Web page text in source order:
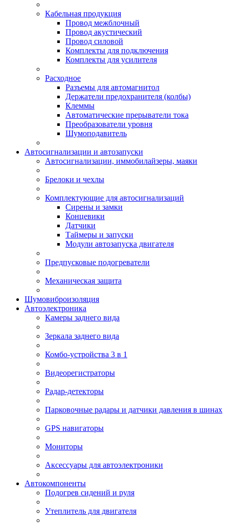
Кабельная продукция
Провод межблочный
Провод акустический
Провод силовой
Комплекты для подключения
Комплекты для усилителя
Расходное
Разъемы для автомагнитол
Держатели предохранителя (колбы)
Клеммы
Автоматические прерыватели тока
Преобразователи уровня
Шумоподавитель
Автосигнализации и автозапуски
Автосигнализации, иммобилайзеры, маяки
Брелоки и чехлы
Комплектующие для автосигнализаций
Сирены и замки
Концевики
Датчики
Таймеры и запуски
Модули автозапуска двигателя
Предпусковые подогреватели
Механическая защита
Шумовиброизоляция
Автоэлектроника
Камеры заднего вида
Зеркала заднего вида
Комбо-устройства 3 в 1
Видеорегистраторы
Радар-детекторы
Парковочные радары и датчики давления в шинах
GPS навигаторы
Мониторы
Аксессуары для автоэлектроники
Автокомпоненты
Подогрев сидений и руля
Утеплитель для двигателя